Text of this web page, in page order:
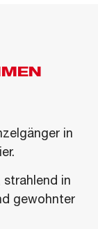
in
strahlend in
gewohnter